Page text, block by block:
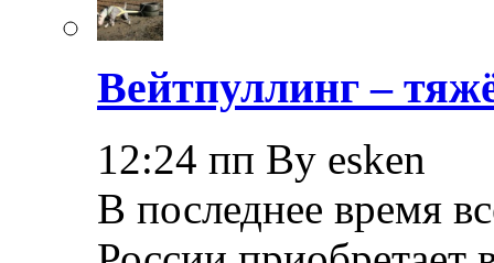
Вейтпуллинг –
12:24 пп By esken
В последнее время